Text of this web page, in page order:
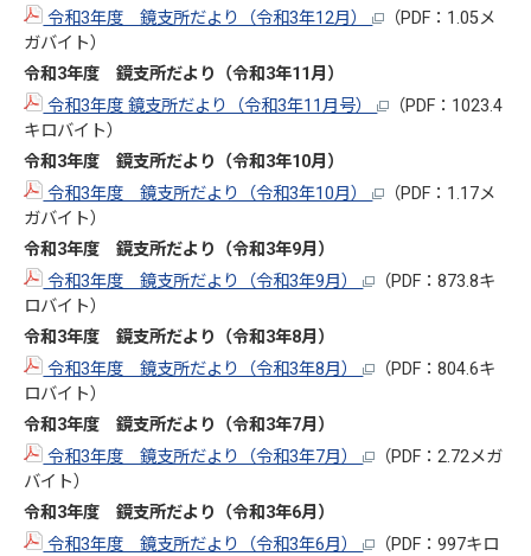
令和3年度 鏡支所だより（令和3年12月）
（PDF：1.05メ
ガバイト）
令和3年度 鏡支所だより（令和3年11月）
令和3年度 鏡支所だより（令和3年11月号）
（PDF：1023.4
キロバイト）
令和3年度 鏡支所だより（令和3年10月 ）
令和3年度 鏡支所だより（令和3年10月）
（PDF：1.17メ
ガバイト）
令和3年度 鏡支所だより（令和3年9月 ）
令和3年度 鏡支所だより（令和3年9月）
（PDF：873.8キ
ロバイト）
令和3年度 鏡支所だより（令和3年8月 ）
令和3年度 鏡支所だより（令和3年8月）
（PDF：804.6キ
ロバイト）
令和3年度 鏡支所だより（令和3年7月 ）
令和3年度 鏡支所だより（令和3年7月）
（PDF：2.72メガ
バイト）
令和3年度 鏡支所だより（令和3年6月 ）
令和3年度 鏡支所だより（令和3年6月）
（PDF：997キロ